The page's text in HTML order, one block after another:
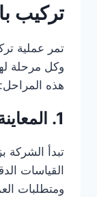
تركيب
تمر عملية
وكل مرحلة
هذه المراحل:
1. المعاينة وأخذ المقاسات
تبدأ الشركة
القياسات
ومتطلبات